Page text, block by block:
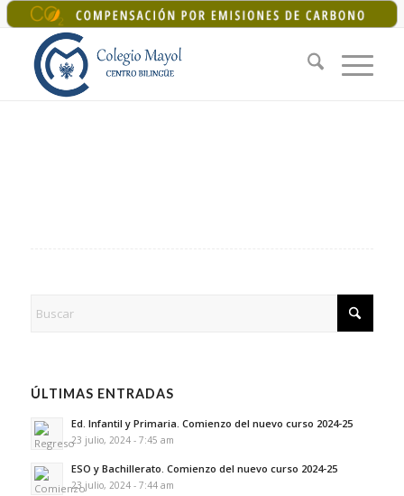
+34 925 22 07 33| colegiomayol@colegiomayol.es
ÚLTIMAS ENTRADAS
Ed. Infantil y Primaria. Comienzo del nuevo curso 2024-25
23 julio, 2024 - 7:45 am
ESO y Bachillerato. Comienzo del nuevo curso 2024-25
23 julio, 2024 - 7:44 am